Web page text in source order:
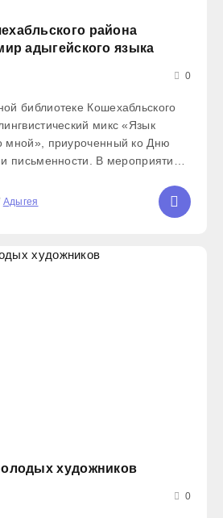
района
адыгейского языка
0
библиотеке Кошехабльского
микс «Язык
мной», приуроченный ко Дню
письменности. В мероприятии
языка И. Ашибовой. Как
Адыгея
художников
0